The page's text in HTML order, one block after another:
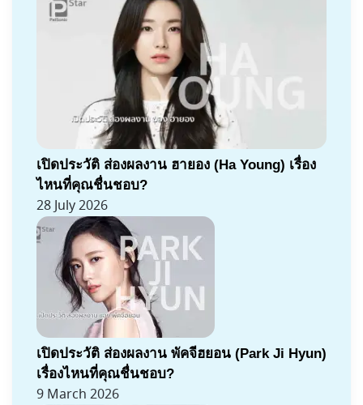
เปิดประวัติ ส่องผลงาน ฮายอง (Ha Young) เรื่อง
ไหนที่คุณชื่นชอบ?
28 July 2026
เปิดประวัติ ส่องผลงาน พัคจีฮยอน (Park Ji Hyun)
เรื่องไหนที่คุณชื่นชอบ?
9 March 2026